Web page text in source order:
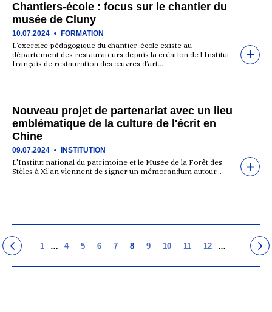
Chantiers-école : focus sur le chantier du
musée de Cluny
10.07.2024 FORMATION
L’exercice pédagogique du chantier-école existe au
département des restaurateurs depuis la création de l’Institut
français de restauration des œuvres d’art…
Nouveau projet de partenariat avec un lieu
emblématique de la culture de l'écrit en
Chine
09.07.2024 INSTITUTION
L'Institut national du patrimoine et le Musée de la Forêt des
Stèles à Xi'an viennent de signer un mémorandum autour…
1 … 4 5 6 7 8 9 10 11 12 …